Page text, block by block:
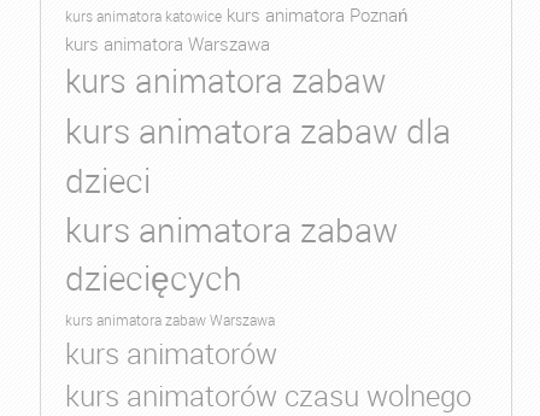
kurs animatora katowice kurs animatora Poznań
kurs animatora Warszawa
kurs animatora zabaw
kurs animatora zabaw dla
dzieci
kurs animatora zabaw
dziecięcych
kurs animatora zabaw Warszawa
kurs animatorów
kurs animatorów czasu wolnego